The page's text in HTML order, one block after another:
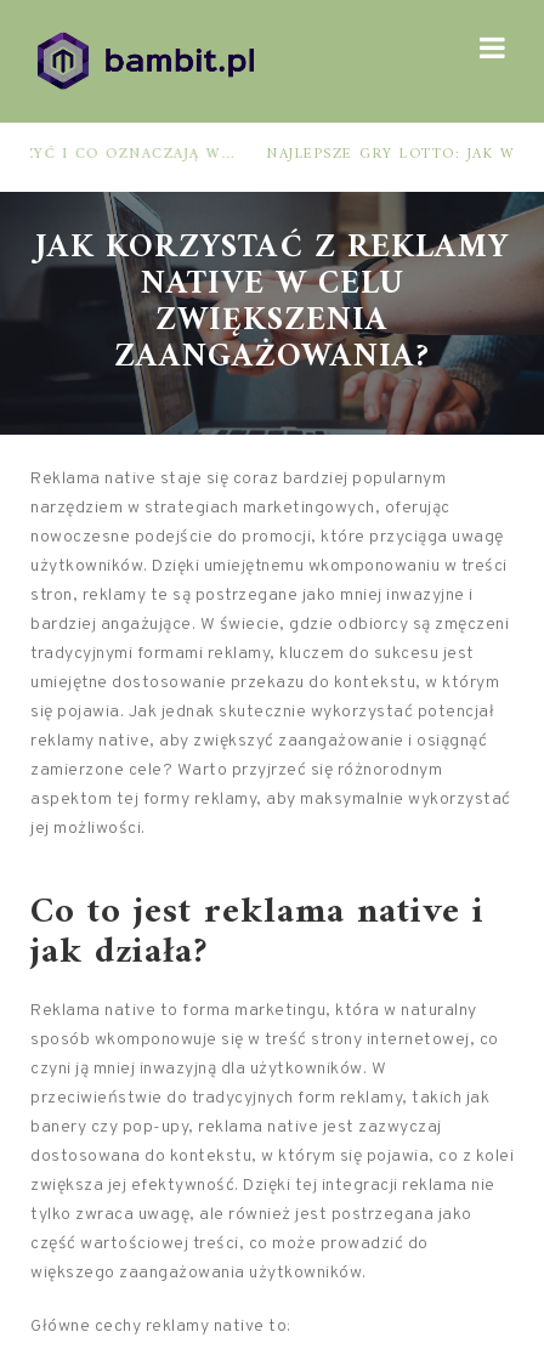
NAJLEPSZE GRY LOTTO: JAK WYBRAĆ, BY ZWIĘKSZYĆ SZANSE NA WYGRANĄ?
JAK KORZYSTAĆ Z REKLAMY
NATIVE W CELU
ZWIĘKSZENIA
ZAANGAŻOWANIA?
Reklama native staje się coraz bardziej popularnym
narzędziem w strategiach marketingowych, oferując
nowoczesne podejście do promocji, które przyciąga uwagę
użytkowników. Dzięki umiejętnemu wkomponowaniu w treści
stron, reklamy te są postrzegane jako mniej inwazyjne i
bardziej angażujące. W świecie, gdzie odbiorcy są zmęczeni
tradycyjnymi formami reklamy, kluczem do sukcesu jest
umiejętne dostosowanie przekazu do kontekstu, w którym
się pojawia. Jak jednak skutecznie wykorzystać potencjał
reklamy native, aby zwiększyć zaangażowanie i osiągnąć
zamierzone cele? Warto przyjrzeć się różnorodnym
aspektom tej formy reklamy, aby maksymalnie wykorzystać
jej możliwości.
Co to jest reklama native i
jak działa?
Reklama native to forma marketingu, która w naturalny
sposób wkomponowuje się w treść strony internetowej, co
czyni ją mniej inwazyjną dla użytkowników. W
przeciwieństwie do tradycyjnych form reklamy, takich jak
banery czy pop-upy, reklama native jest zazwyczaj
dostosowana do kontekstu, w którym się pojawia, co z kolei
zwiększa jej efektywność. Dzięki tej integracji reklama nie
tylko zwraca uwagę, ale również jest postrzegana jako
część wartościowej treści, co może prowadzić do
większego zaangażowania użytkowników.
Główne cechy reklamy native to: